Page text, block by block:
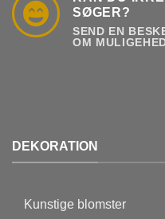
SØGER?
SEND EN
OM
DEKORATION
Kunstige blomster